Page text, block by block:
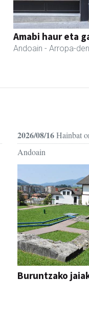
Amabi haur eta
Andoain - Arropa-
2026/08/16Hainbat
Andoain
Buruntzako